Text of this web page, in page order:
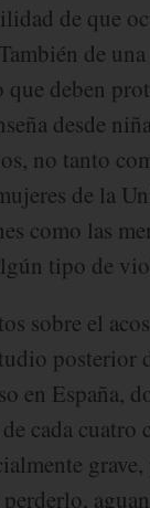
de que
de
que deben
desde
no tanto
de la
como las
tipo de
sobre el
posterior
en España,
cada cuatro